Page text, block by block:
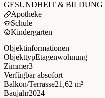
GESUNDHEIT & BILDUNG
Apotheke
Schule
Kindergarten
Objektinformationen
ObjekttypEtagenwohnung
Zimmer3
Verfügbar absofort
Balkon/Terrasse21,62 m²
Baujahr2024